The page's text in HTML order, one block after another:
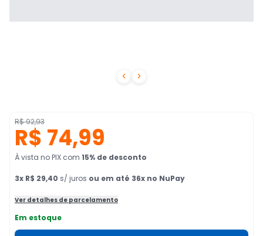
 
R$ 92,93
R$ 74,99
À vista no PIX com 15% de desconto
3x R$ 29,40 s/ juros ou em até 36x no NuPay
Ver detalhes de parcelamento
Em estoque